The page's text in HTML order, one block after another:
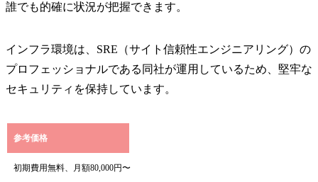
誰でも的確に状況が把握できます。
インフラ環境は、SRE（サイト信頼性エンジニアリング）の
プロフェッショナルである同社が運用しているため、堅牢な
セキュリティを保持しています。
参考価格
初期費用無料、月額80,000円〜